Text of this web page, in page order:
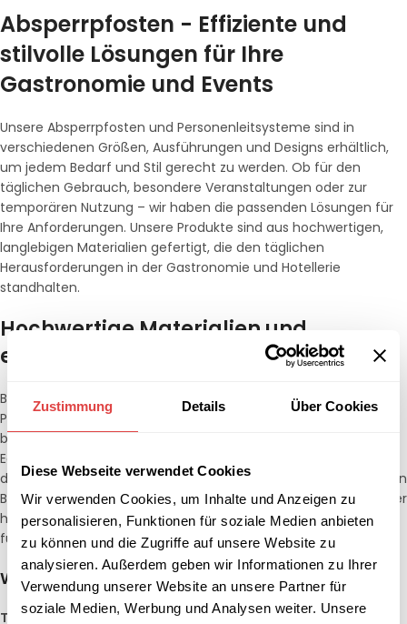
Zustimmung Details Über Cookies
Diese Webseite verwendet Cookies
Wir verwenden Cookies, um Inhalte und Anzeigen zu
personalisieren, Funktionen für soziale Medien anbieten
zu können und die Zugriffe auf unsere Website zu
analysieren. Außerdem geben wir Informationen zu Ihrer
Verwendung unserer Website an unsere Partner für
soziale Medien, Werbung und Analysen weiter. Unsere
Absperrpfosten - Effiziente und
stilvolle Lösungen für Ihre
Gastronomie und Events
Unsere Absperrpfosten und Personenleitsysteme sind in
verschiedenen Größen, Ausführungen und Designs erhältlich,
um jedem Bedarf und Stil gerecht zu werden. Ob für den
täglichen Gebrauch, besondere Veranstaltungen oder zur
temporären Nutzung – wir haben die passenden Lösungen für
Ihre Anforderungen. Unsere Produkte sind aus hochwertigen,
langlebigen Materialien gefertigt, die den täglichen
Herausforderungen in der Gastronomie und Hotellerie
standhalten.
Hochwertige Materialien und
exzellente Verarbeitung
Bei Gastro Uzal legen wir großen Wert auf die Qualität unserer
Produkte. Unsere Absperrpfosten und Personenleitsysteme
bestehen aus robusten, strapazierfähigen Materialien wie
Edelstahl und hochwertigem Kunststoff. Sie sind so konzipiert,
dass sie auch bei häufigem Gebrauch und unter verschiedenen
Bedingungen ihre Stabilität und Funktionalität behalten. Darüber
hinaus sind sie leicht zu reinigen und zu pflegen, was sie ideal
für den Einsatz in stark frequentierten Bereichen macht.
Warum Gastro Uzal?
Top-Qualität:Unsere Absperrpfosten und